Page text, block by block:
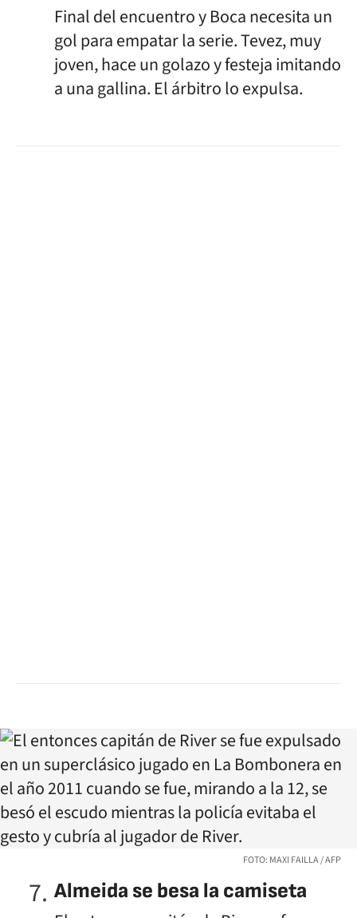
Final del encuentro y Boca necesita un
gol para empatar la serie. Tevez, muy
joven, hace un golazo y festeja imitando
a una gallina. El árbitro lo expulsa.
Almeida se besa la camiseta
FOTO: MAXI FAILLA / AFP